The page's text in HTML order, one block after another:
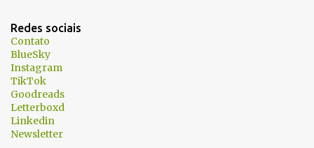
á
r
i
o
s
Redes sociais
Contato
BlueSky
Instagram
TikTok
Goodreads
Letterboxd
Linkedin
Newsletter